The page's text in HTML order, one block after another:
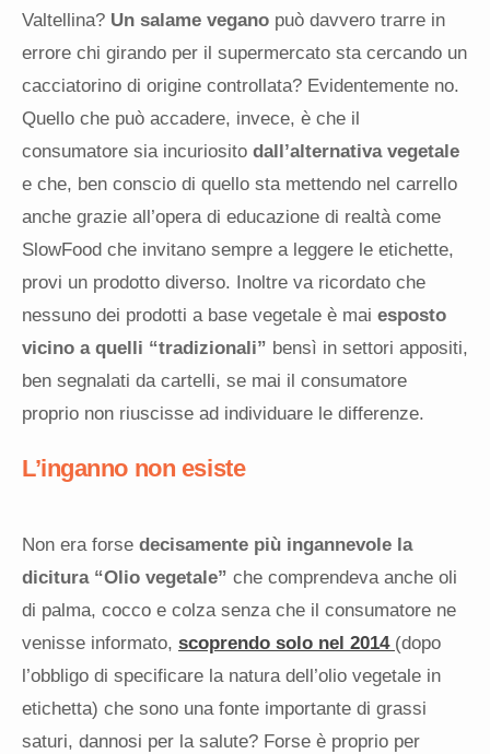
Valtellina? Un salame vegano può davvero trarre in
errore chi girando per il supermercato sta cercando un
cacciatorino di origine controllata? Evidentemente no.
Quello che può accadere, invece, è che il
consumatore sia incuriosito dall’alternativa vegetale
e che, ben conscio di quello sta mettendo nel carrello
anche grazie all’opera di educazione di realtà come
SlowFood che invitano sempre a leggere le etichette,
provi un prodotto diverso. Inoltre va ricordato che
nessuno dei prodotti a base vegetale è mai esposto
vicino a quelli “tradizionali” bensì in settori appositi,
ben segnalati da cartelli, se mai il consumatore
proprio non riuscisse ad individuare le differenze.
L’inganno non esiste
Non era forse decisamente più ingannevole la
dicitura “Olio vegetale” che comprendeva anche oli
di palma, cocco e colza senza che il consumatore ne
venisse informato, scoprendo solo nel 2014 (dopo
l’obbligo di specificare la natura dell’olio vegetale in
etichetta) che sono una fonte importante di grassi
saturi, dannosi per la salute? Forse è proprio per